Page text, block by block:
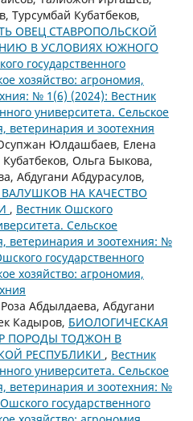
Турсумбай Кубатбеков,
ОВЕЦ СТАВРОПОЛЬСКОЙ
В УСЛОВИЯХ ЮЖНОГО
государственного
хозяйство: агрономия,
№ 1(6) (2024): Вестник
университета. Сельское
ветеринария и зоотехния
Юлдашбаев, Елена
Ольга Быкова,
Абдугани Абдурасулов,
НА КАЧЕСТВО
, Вестник Ошского
Сельское
ветеринария и зоотехния: №
государственного
хозяйство: агрономия,
Абдылдаева, Абдугани
Кадыров, БИОЛОГИЧЕСКАЯ
ПОРОДЫ ТОДЖОН В
РЕСПУБЛИКИ , Вестник
университета. Сельское
ветеринария и зоотехния: №
государственного